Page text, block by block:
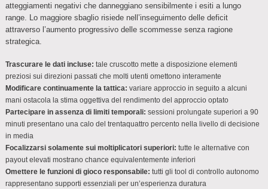
atteggiamenti negativi che danneggiano sensibilmente i esiti a lungo
range. Lo maggiore sbaglio risiede nell’inseguimento delle deficit
attraverso l’aumento progressivo delle scommesse senza ragione
strategica.
Trascurare le dati incluse: tale cruscotto mette a disposizione elementi
preziosi sui direzioni passati che molti utenti omettono interamente
Modificare continuamente la tattica: variare approccio in seguito a alcuni
mani ostacola la stima oggettiva del rendimento del approccio optato
Partecipare in assenza di limiti temporali: sessioni prolungate superiori a 90
minuti presentano una calo del trentaquattro percento nella livello di decisione
in media
Focalizzarsi solamente sui moltiplicatori superiori: tutte le alternative con
payout elevati mostrano chance equivalentemente inferiori
Omettere le funzioni di gioco responsabile: tutti gli tool di controllo autonomo
rappresentano supporti essenziali per un’esperienza duratura